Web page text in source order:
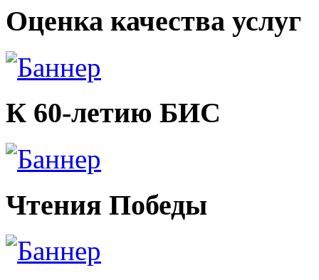
Оценка качества услуг
К 60-летию БИС
Чтения Победы